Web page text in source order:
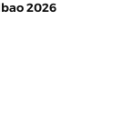
2026